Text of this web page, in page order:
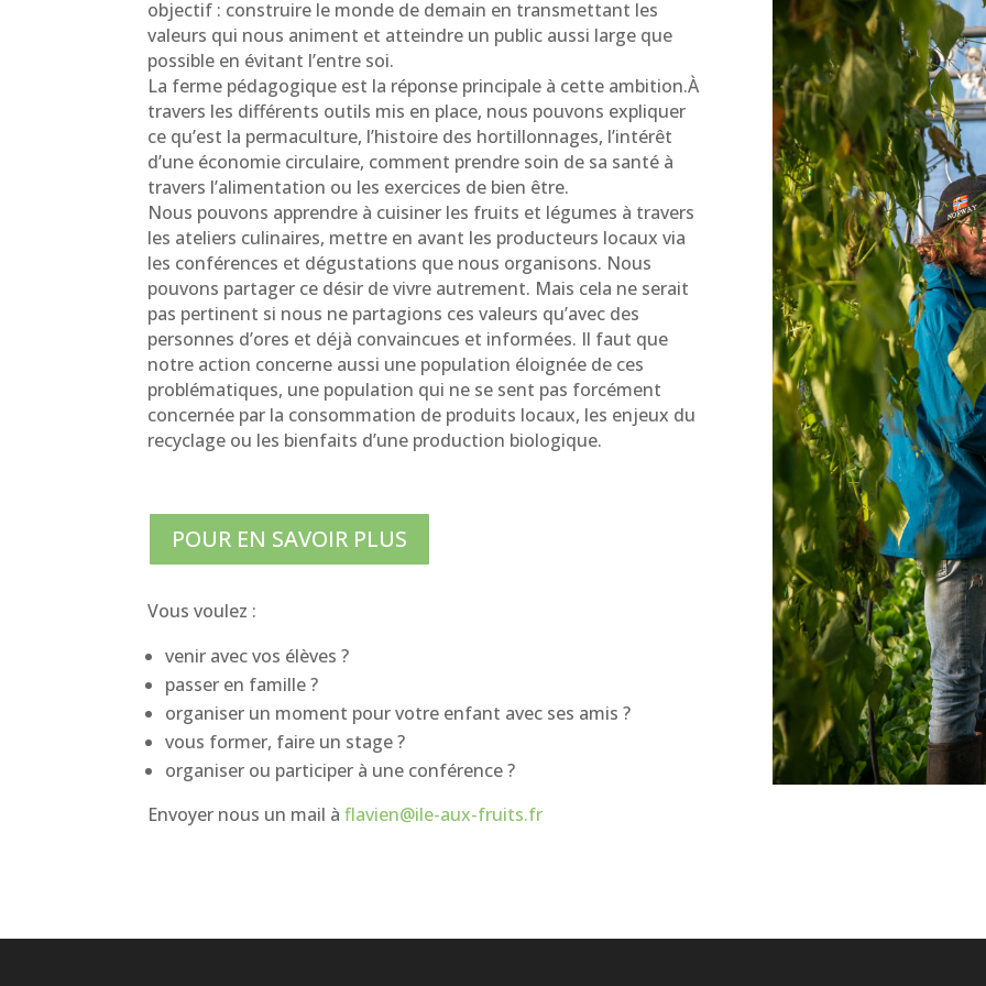
objectif : construire le monde de demain en transmettant les
valeurs qui nous animent et atteindre un public aussi large que
possible en évitant l’entre soi.
La ferme pédagogique est la réponse principale à cette ambition.À
travers les différents outils mis en place, nous pouvons expliquer
ce qu’est la permaculture, l’histoire des hortillonnages, l’intérêt
d’une économie circulaire, comment prendre soin de sa santé à
travers l’alimentation ou les exercices de bien être.
Nous pouvons apprendre à cuisiner les fruits et légumes à travers
les ateliers culinaires, mettre en avant les producteurs locaux via
les conférences et dégustations que nous organisons. Nous
pouvons partager ce désir de vivre autrement. Mais cela ne serait
pas pertinent si nous ne partagions ces valeurs qu’avec des
personnes d’ores et déjà convaincues et informées. Il faut que
notre action concerne aussi une population éloignée de ces
problématiques, une population qui ne se sent pas forcément
concernée par la consommation de produits locaux, les enjeux du
recyclage ou les bienfaits d’une production biologique.
POUR EN SAVOIR PLUS
Vous voulez :
venir avec vos élèves ?
passer en famille ?
organiser un moment pour votre enfant avec ses amis ?
vous former, faire un stage ?
organiser ou participer à une conférence ?
Envoyer nous un mail àflavien@ile-aux-fruits.fr